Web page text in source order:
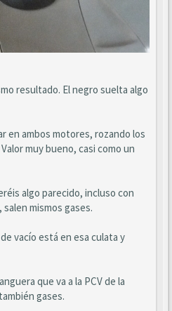
resultado. El negro suelta algo
en ambos motores, rozando los
muy bueno, casi como un
algo parecido, incluso con
mismos gases.
vacío está en esa culata y
que va a la PCV de la
gases.